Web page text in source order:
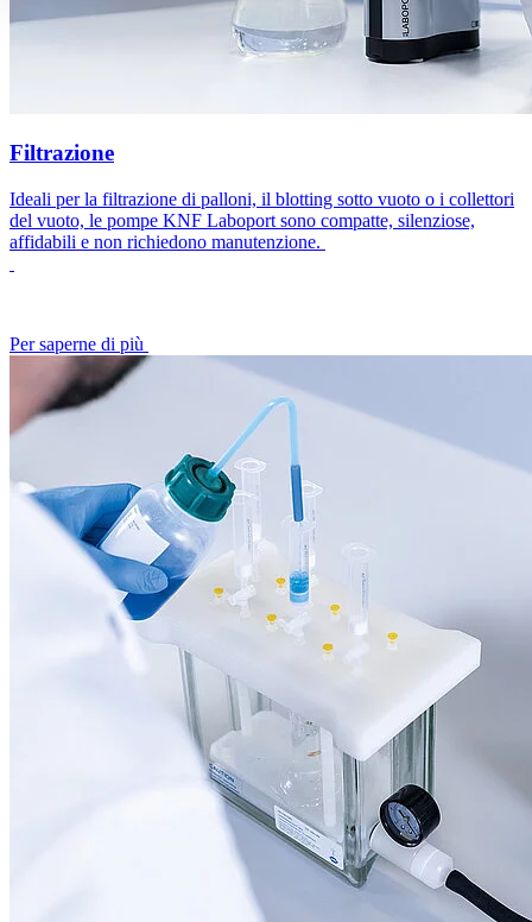
Filtrazione
Ideali per la filtrazione di palloni, il blotting sotto vuoto o i collettori
del vuoto, le pompe KNF Laboport sono compatte, silenziose,
affidabili e non richiedono manutenzione.
Per saperne di più